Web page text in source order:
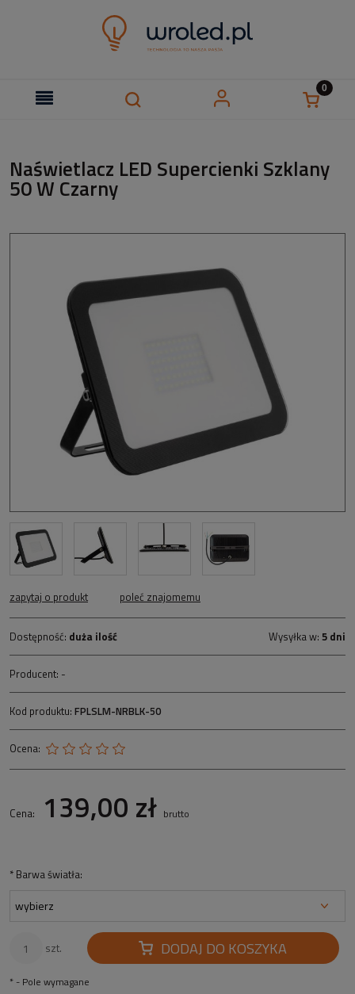
Naświetlacz LED Supercienki Szklany
50 W Czarny
zapytaj o produkt poleć znajomemu
Dostępność: duża ilość Wysyłka w: 5 dni
Producent: -
Kod produktu: FPLSLM-NRBLK-50
Ocena:
Cena: 139,00 zł brutto
* Barwa światła:
szt. DODAJ DO KOSZYKA
* - Pole wymagane